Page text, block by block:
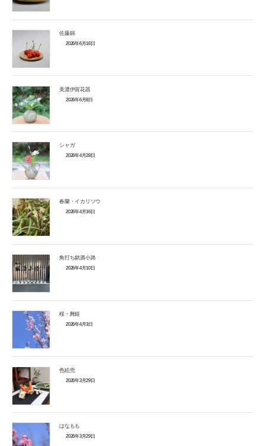
佐藤錦
2026年6月16日
美濃伊賀花器
2026年6月8日
シャガ
2026年4月28日
春蘭・イカリソウ
2026年4月16日
角打ち銘酒小路
2026年4月10日
桜・舞姫
2026年4月3日
色絵兜
2026年3月29日
はなもも
2026年3月29日